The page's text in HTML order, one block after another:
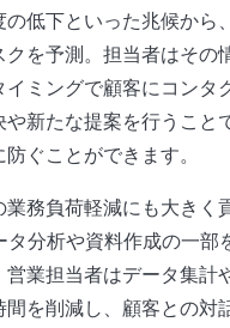
の低下といった兆候から
クを予測。担当者はその
イミングで顧客にコンタ
や新たな提案を行うこと
ぐことができます。
業務負荷軽減にも大きく
タ分析や資料作成の一部
営業担当者はデータ集計
間を削減し、顧客との対